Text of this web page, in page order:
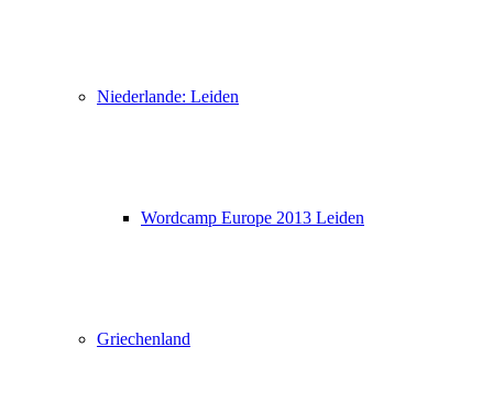
Niederlande: Leiden
Wordcamp Europe 2013 Leiden
Griechenland